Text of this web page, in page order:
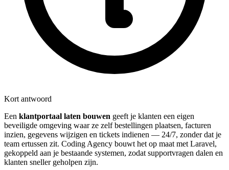
Kort antwoord
Een klantportaal laten bouwen geeft je klanten een eigen
beveiligde omgeving waar ze zelf bestellingen plaatsen, facturen
inzien, gegevens wijzigen en tickets indienen — 24/7, zonder dat je
team ertussen zit. Coding Agency bouwt het op maat met Laravel,
gekoppeld aan je bestaande systemen, zodat support­vragen dalen en
klanten sneller geholpen zijn.